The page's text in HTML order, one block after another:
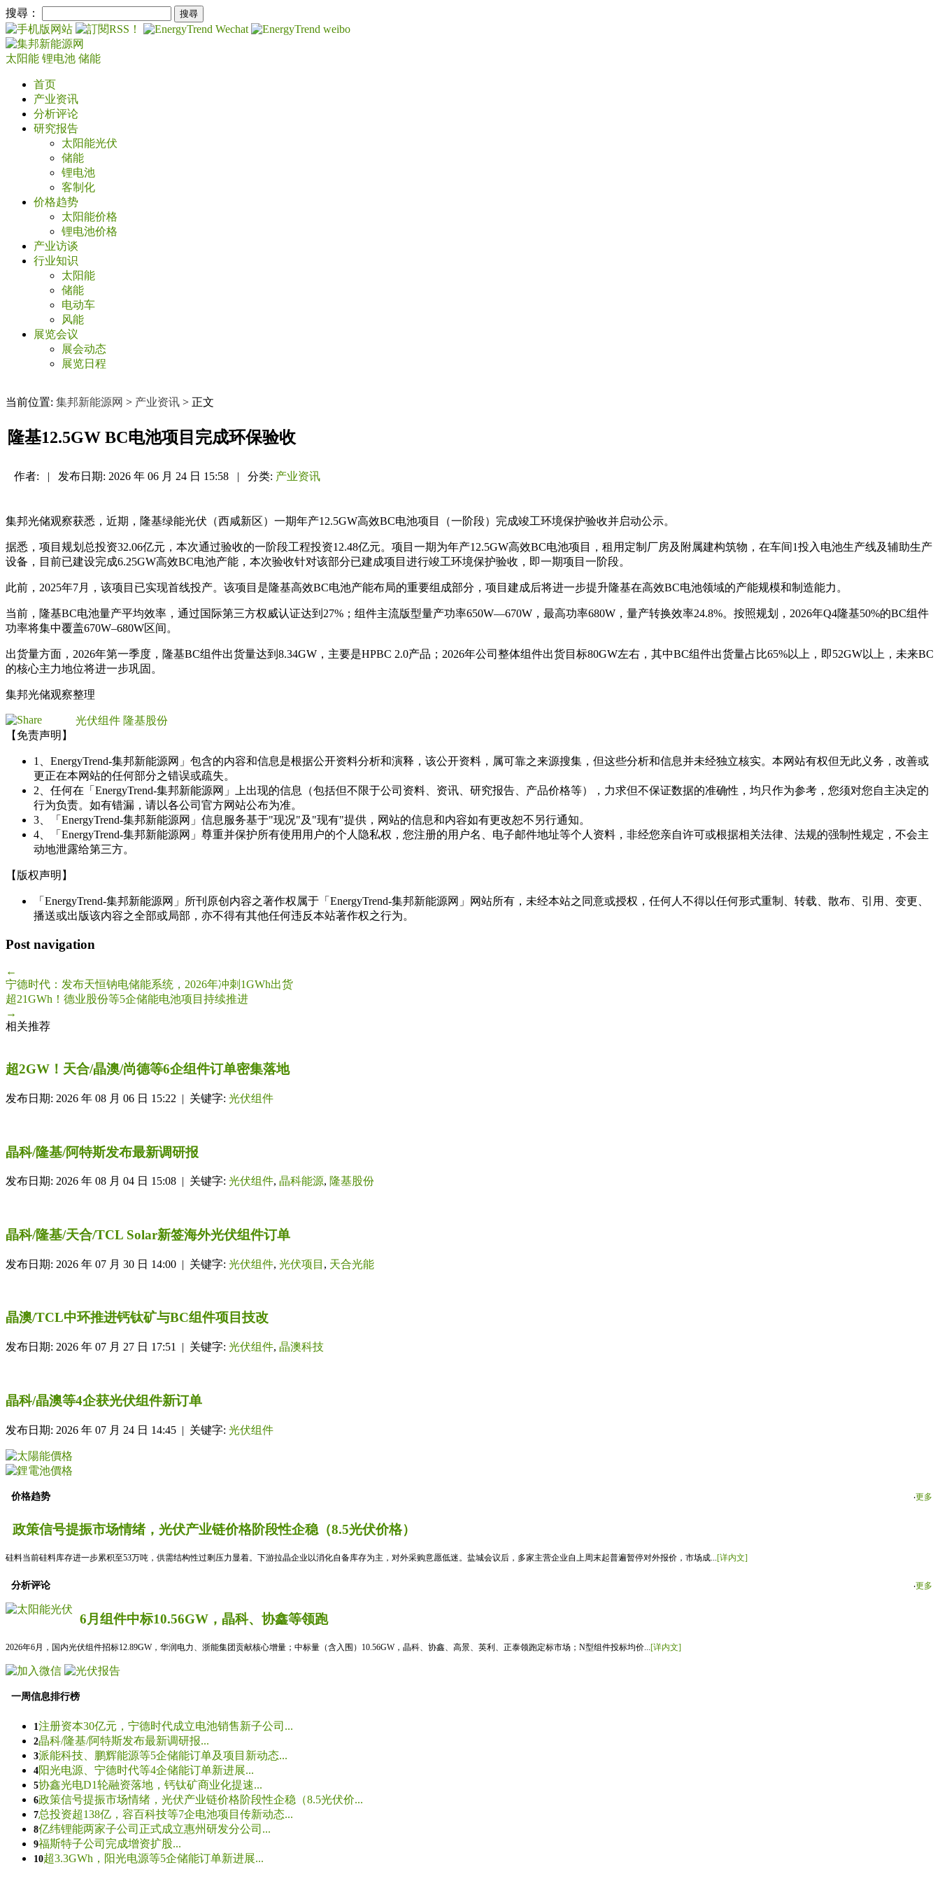
搜尋：
太阳能 锂电池 储能
首页
产业资讯
分析评论
研究报告
太阳能光伏
储能
锂电池
客制化
价格趋势
太阳能价格
锂电池价格
产业访谈
行业知识
太阳能
储能
电动车
风能
展览会议
展会动态
展览日程
当前位置: 集邦新能源网 > 产业资讯 > 正文
隆基12.5GW BC电池项目完成环保验收
作者: | 发布日期: 2026 年 06 月 24 日 15:58 | 分类: 产业资讯
集邦光储观察获悉，近期，隆基绿能光伏（西咸新区）一期年产12.5GW高效BC电池项目（一阶段）完成竣工环境保护验收并启动公示。
据悉，项目规划总投资32.06亿元，本次通过验收的一阶段工程投资12.48亿元。项目一期为年产12.5GW高效BC电池项目，租用定制厂房及附属建构筑物，在车间1投入电池生产线及辅助生产
设备，目前已建设完成6.25GW高效BC电池产能，本次验收针对该部分已建成项目进行竣工环境保护验收，即一期项目一阶段。
此前，2025年7月，该项目已实现首线投产。该项目是隆基高效BC电池产能布局的重要组成部分，项目建成后将进一步提升隆基在高效BC电池领域的产能规模和制造能力。
当前，隆基BC电池量产平均效率，通过国际第三方权威认证达到27%；组件主流版型量产功率650W—670W，最高功率680W，量产转换效率24.8%。按照规划，2026年Q4隆基50%的BC组件
功率将集中覆盖670W–680W区间。
出货量方面，2026年第一季度，隆基BC组件出货量达到8.34GW，主要是HPBC 2.0产品；2026年公司整体组件出货目标80GW左右，其中BC组件出货量占比65%以上，即52GW以上，未来BC
的核心主力地位将进一步巩固。
集邦光储观察整理
光伏组件 隆基股份
【免责声明】
1、EnergyTrend-集邦新能源网」包含的内容和信息是根据公开资料分析和演释，该公开资料，属可靠之来源搜集，但这些分析和信息并未经独立核实。本网站有权但无此义务，改善或
更正在本网站的任何部分之错误或疏失。
2、任何在「EnergyTrend-集邦新能源网」上出现的信息（包括但不限于公司资料、资讯、研究报告、产品价格等），力求但不保证数据的准确性，均只作为参考，您须对您自主决定的
行为负责。如有错漏，请以各公司官方网站公布为准。
3、「EnergyTrend-集邦新能源网」信息服务基于"现况"及"现有"提供，网站的信息和内容如有更改恕不另行通知。
4、「EnergyTrend-集邦新能源网」尊重并保护所有使用用户的个人隐私权，您注册的用户名、电子邮件地址等个人资料，非经您亲自许可或根据相关法律、法规的强制性规定，不会主
动地泄露给第三方。
【版权声明】
「EnergyTrend-集邦新能源网」所刊原创内容之著作权属于「EnergyTrend-集邦新能源网」网站所有，未经本站之同意或授权，任何人不得以任何形式重制、转载、散布、引用、变更、
播送或出版该内容之全部或局部，亦不得有其他任何违反本站著作权之行为。
Post navigation
←
宁德时代：发布天恒钠电储能系统，2026年冲刺1GWh出货
超21GWh！德业股份等5企储能电池项目持续推进
→
相关推荐
超2GW！天合/晶澳/尚德等6企组件订单密集落地
发布日期: 2026 年 08 月 06 日 15:22 | 关键字: 光伏组件
晶科/隆基/阿特斯发布最新调研报
发布日期: 2026 年 08 月 04 日 15:08 | 关键字: 光伏组件, 晶科能源, 隆基股份
晶科/隆基/天合/TCL Solar新签海外光伏组件订单
发布日期: 2026 年 07 月 30 日 14:00 | 关键字: 光伏组件, 光伏项目 , 天合光能
晶澳/TCL中环推进钙钛矿与BC组件项目技改
发布日期: 2026 年 07 月 27 日 17:51 | 关键字: 光伏组件, 晶澳科技
晶科/晶澳等4企获光伏组件新订单
发布日期: 2026 年 07 月 24 日 14:45 | 关键字: 光伏组件
价格趋势 ‧更多
政策信号提振市场情绪，光伏产业链价格阶段性企稳（8.5光伏价格）
硅料当前硅料库存进一步累积至53万吨，供需结构性过剩压力显着。下游拉晶企业以消化自备库存为主，对外采购意愿低迷。盐城会议后，多家主营企业自上周末起普遍暂停对外报价，市场成...[详内文]
分析评论 ‧更多
6月组件中标10.56GW，晶科、协鑫等领跑
2026年6月，国内光伏组件招标12.89GW，华润电力、浙能集团贡献核心增量；中标量（含入围）10.56GW，晶科、协鑫、高景、英利、正泰领跑定标市场；N型组件投标均价... [详内文]
一周信息排行榜
1注册资本30亿元，宁德时代成立电池销售新子公司...
2晶科/隆基/阿特斯发布最新调研报...
3派能科技、鹏辉能源等5企储能订单及项目新动态...
4阳光电源、宁德时代等4企储能订单新进展...
5协鑫光电D1轮融资落地，钙钛矿商业化提速...
6政策信号提振市场情绪，光伏产业链价格阶段性企稳（8.5光伏价...
7总投资超138亿，容百科技等7企电池项目传新动态...
8亿纬锂能两家子公司正式成立惠州研发分公司...
9福斯特子公司完成增资扩股...
10超3.3GWh，阳光电源等5企储能订单新进展...